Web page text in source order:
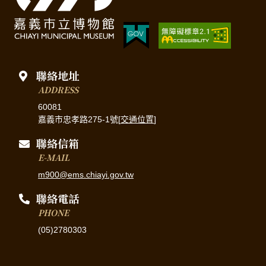
聯絡地址
ADDRESS
60081
嘉義市忠孝路275-1號[交通位置]
聯絡信箱
E-MAIL
m900@ems.chiayi.gov.tw
聯絡電話
PHONE
(05)2780303